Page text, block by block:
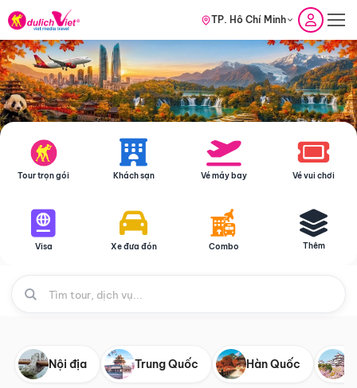
TP. Hồ Chí Minh
Tour trọn gói Khách sạn Vé máy bay Vé vui chơi
Visa Xe đưa đón Combo Thêm
Nội địa Trung Quốc Hàn Quốc